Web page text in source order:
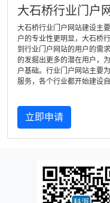
大石桥行业门户
大石桥行业门户网站建设主
户的专业性更明显，大石桥
到行业门户网站的用户的需
的发掘出更多的潜在用户，
户基础。行业门户网站主要
服务，各个行业都开始建设
立即申请